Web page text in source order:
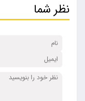
نظر شما